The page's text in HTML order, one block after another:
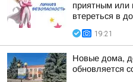
приятным или
втереться в
19:21
Новые дома,
обновляется